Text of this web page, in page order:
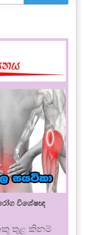
විශේෂඥ
තුළ කිනම්